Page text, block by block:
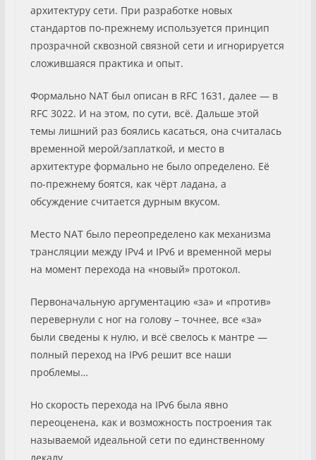
архитектуру сети. При разработке новых
стандартов по-прежнему используется принцип
прозрачной сквозной связной сети и игнорируется
сложившаяся практика и опыт.
Формально NAT был описан в RFC 1631, далее — в
RFC 3022. И на этом, по сути, всё. Дальше этой
темы лишний раз боялись касаться, она считалась
временной мерой/заплаткой, и место в
архитектуре формально не было определено. Её
по-прежнему боятся, как чёрт ладана, а
обсуждение считается дурным вкусом.
Место NAT было переопределено как механизма
трансляции между IPv4 и IPv6 и временной меры
на момент перехода на «новый» протокол.
Первоначальную аргументацию «за» и «против»
перевернули с ног на голову – точнее, все «за»
были сведены к нулю, и всё свелось к мантре —
полный переход на IPv6 решит все наши
проблемы…
Но скорость перехода на IPv6 была явно
переоценена, как и возможность построения так
называемой идеальной сети по единственному